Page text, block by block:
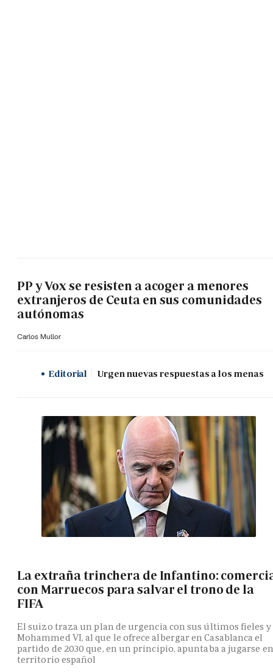
PP y Vox se resisten a acoger a menores
extranjeros de Ceuta en sus comunidades
autónomas
Carlos Mullor
Editorial Urgen nuevas respuestas a los menas
La extraña trinchera de Infantino:
con Marruecos para salvar el trono de la
FIFA
El suizo traza un plan de urgencia con sus últimos fieles y
Mohammed VI, al que le ofrece albergar en Casablanca el
partido de 2030 que, en un principio, apuntaba a jugarse en
territorio español